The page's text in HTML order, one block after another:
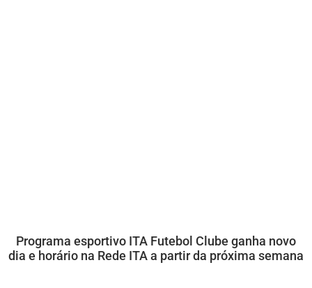
Programa esportivo ITA Futebol Clube ganha novo
dia e horário na Rede ITA a partir da próxima semana